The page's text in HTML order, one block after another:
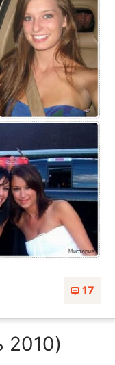
17
2010)